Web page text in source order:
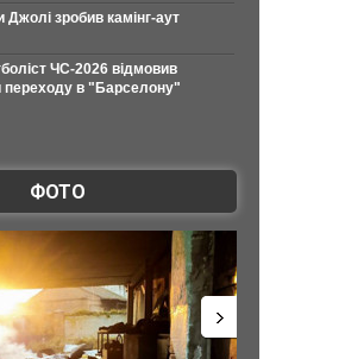
зробив камінг-аут
ЧС-2026 відмовив
в "Барселону"
ФОТО